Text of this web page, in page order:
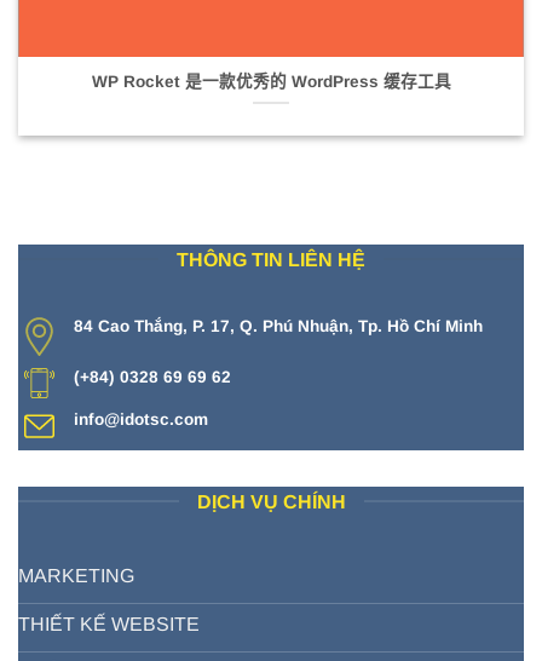
WP Rocket 是一款优秀的 WordPress 缓存工具
THÔNG TIN LIÊN HỆ
84 Cao Thắng, P. 17, Q. Phú Nhuận, Tp. Hồ Chí Minh
(+84) 0328 69 69 62
info@idotsc.com
DỊCH VỤ CHÍNH
MARKETING
THIẾT KẾ WEBSITE